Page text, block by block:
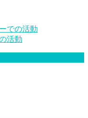
での活動
活動